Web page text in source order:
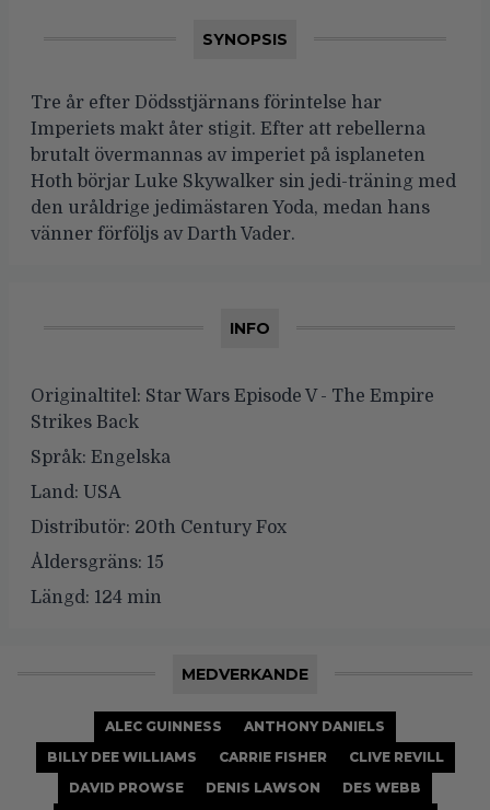
SYNOPSIS
Tre år efter Dödsstjärnans förintelse har
Imperiets makt åter stigit. Efter att rebellerna
brutalt övermannas av imperiet på isplaneten
Hoth börjar Luke Skywalker sin jedi-träning med
den uråldrige jedimästaren Yoda, medan hans
vänner förföljs av Darth Vader.
INFO
Originaltitel: Star Wars Episode V - The Empire
Strikes Back
Språk: Engelska
Land: USA
Distributör: 20th Century Fox
Åldersgräns: 15
Längd: 124 min
MEDVERKANDE
ALEC GUINNESS
ANTHONY DANIELS
BILLY DEE WILLIAMS
CARRIE FISHER
CLIVE REVILL
DAVID PROWSE
DENIS LAWSON
DES WEBB